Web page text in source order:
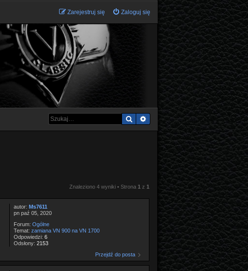
Zaloguj się
Zarejestruj się
Szukaj Wyszukiwanie zaawansowane
Znaleziono 4 wyniki • Strona 1 z 1
autor: Ms7611
pn paź 05, 2020
Forum: Ogólne
Temat: zamiana VN 900 na VN 1700
Odpowiedzi: 6
Odsłony: 2153
Przejdź do posta